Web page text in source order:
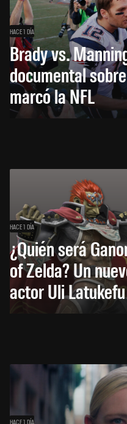
HACE 1 DÍA
Brady vs.
documental
marcó la NFL
HACE 1 DÍA
¿Quién será
of Zelda? Un
actor Uli Latukefu
HACE 1 DÍA